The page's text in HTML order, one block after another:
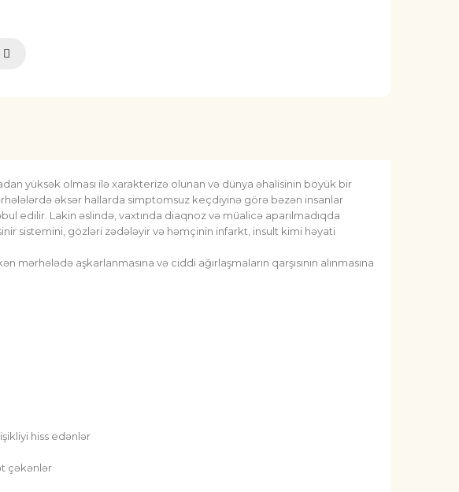
yüksək olması ilə xarakterizə olunan və dünya əhalisinin böyük bir
əksər hallarda simptomsuz keçdiyinə görə bəzən insanlar
edilir. Lakin əslində, vaxtında diaqnoz və müalicə aparılmadıqda
sistemini, gözləri zədələyir və həmçinin infarkt, insult kimi həyati
aşkarlanmasına və ciddi ağırlaşmaların qarşısının alınmasına
hiss edənlər
çəkənlər